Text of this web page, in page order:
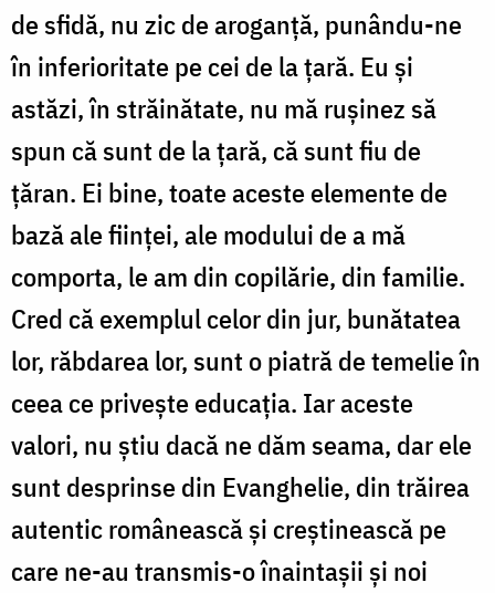
de sfidă, nu zic de aroganță, punându-ne
în inferioritate pe cei de la țară. Eu și
astăzi, în străinătate, nu mă rușinez să
spun că sunt de la țară, că sunt fiu de
țăran. Ei bine, toate aceste elemente de
bază ale ființei, ale modului de a mă
comporta, le am din copilărie, din familie.
Cred că exemplul celor din jur, bunătatea
lor, răbdarea lor, sunt o piatră de temelie în
ceea ce privește educația. Iar aceste
valori, nu știu dacă ne dăm seama, dar ele
sunt desprinse din Evanghelie, din trăirea
autentic românească și creștinească pe
care ne-au transmis-o înaintașii și noi